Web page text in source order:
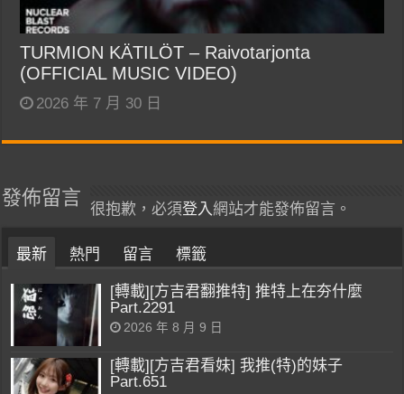
TURMION KÄTILÖT – Raivotarjonta
(OFFICIAL MUSIC VIDEO)
2026 年 7 月 30 日
發佈留言
很抱歉，必須登入網站才能發佈留言。
最新 熱門 留言 標籤
[轉載][方吉君翻推特] 推特上在夯什麼
Part.2291
2026 年 8 月 9 日
[轉載][方吉君看妹] 我推(特)的妹子
Part.651